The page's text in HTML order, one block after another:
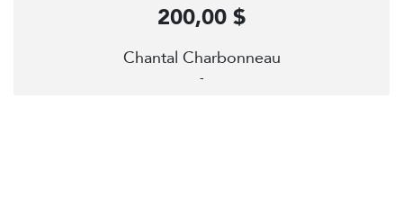
Chantal Charbonneau
-
200,00 $